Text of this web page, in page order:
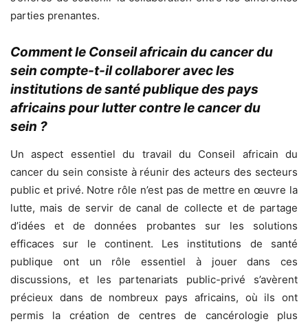
parties prenantes.
Comment le Conseil africain du cancer du
sein compte-t-il collaborer avec les
institutions de santé publique des pays
africains pour lutter contre le cancer du
sein ?
Un aspect essentiel du travail du Conseil africain du
cancer du sein consiste à réunir des acteurs des secteurs
public et privé. Notre rôle n’est pas de mettre en œuvre la
lutte, mais de servir de canal de collecte et de partage
d’idées et de données probantes sur les solutions
efficaces sur le continent. Les institutions de santé
publique ont un rôle essentiel à jouer dans ces
discussions, et les partenariats public-privé s’avèrent
précieux dans de nombreux pays africains, où ils ont
permis la création de centres de cancérologie plus